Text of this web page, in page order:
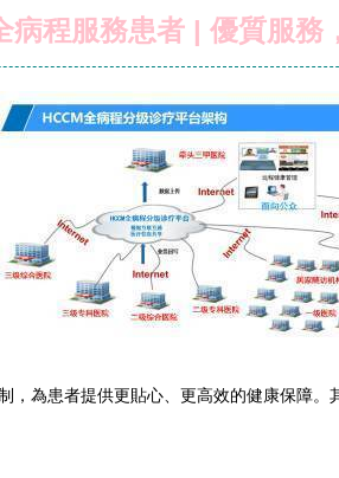
病程服務患者 | 優質服
為患者提供更貼心、更高效的健康保障